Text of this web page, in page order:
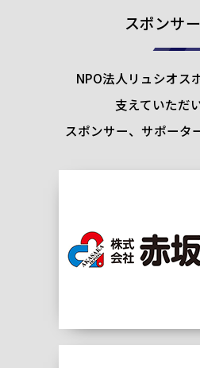
スポンサ
NPO法人リュシオス
支えていただ
スポンサー、サポータ